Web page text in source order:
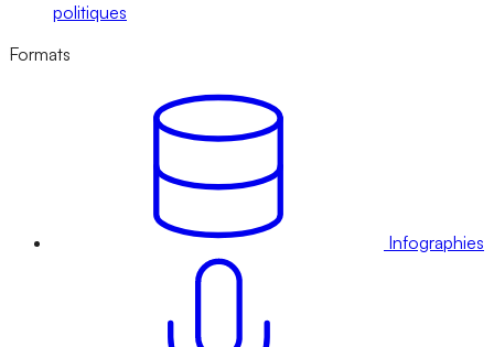
politiques
Formats
Infographies